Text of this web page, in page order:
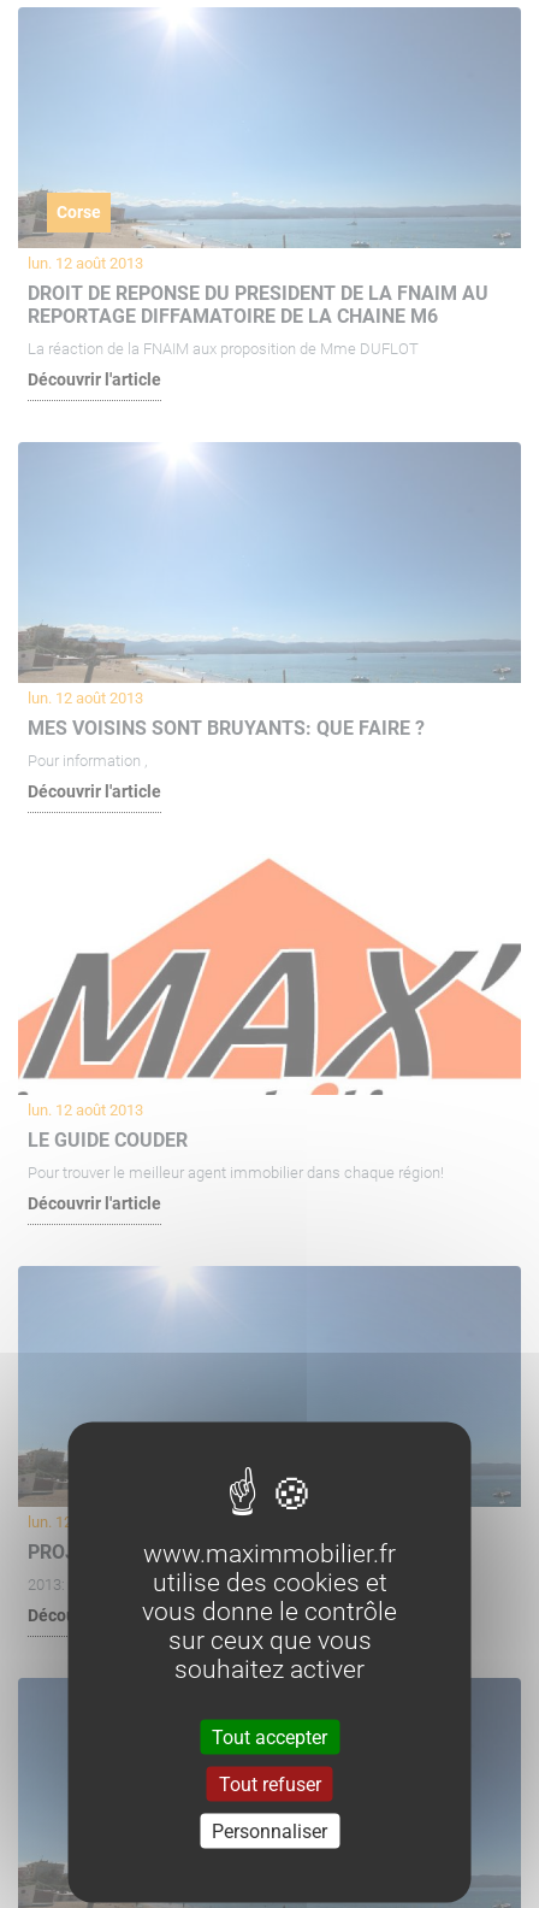
Corse
lun. 12 août 2013
DROIT DE REPONSE DU PRESIDENT DE LA FNAIM AU
REPORTAGE DIFFAMATOIRE DE LA CHAINE M6
La réaction de la FNAIM aux proposition de Mme DUFLOT
Découvrir l'article
lun. 12 août 2013
MES VOISINS SONT BRUYANTS: QUE FAIRE ?
Pour information ,
Découvrir l'article
lun. 12 août 2013
LE GUIDE COUDER
Pour trouver le meilleur agent immobilier dans chaque région!
Découvrir l'article
lun. 12 août 2013
PROJET DE LOI DUFLOT ET LA FNAIM
2013: Que propose le gouvernement ?
Découvrir l'article
www.maximmobilier.fr
utilise des cookies et
vous donne le contrôle
sur ceux que vous
souhaitez activer
Tout accepter
Tout refuser
Personnaliser